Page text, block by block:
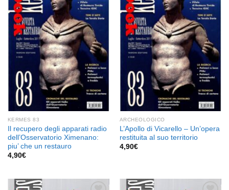
Aggiungi
alla lista
dei
desideri
KERMES 83
Il recupero degli apparati radio
dell’Osservatorio Ximenano:
piu’ che un restauro
4,90€
Aggiungi
alla lista
dei
desideri
ARCHEOLOGICO
L’Apollo di Vicarello – Un’opera
restituita al suo territorio
4,90€